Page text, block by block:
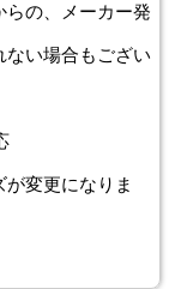
らの、メーカー発
ない場合もござい
変更になりま